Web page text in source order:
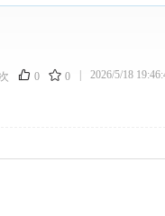
0 0 2026/5/18